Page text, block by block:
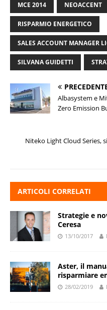
MCE 2014 NEOACCENT
RISPARMIO ENERGETICO
SALES ACCOUNT MANAGER
SILVANA GUIDETTI
Albasystem e
Zero Emission
Niteko Light Cloud Series,
ARTICOLI CORRELATI
Strategie e
Ceresa
13/10/2017
Aster, il
risparmiare
28/02/2019